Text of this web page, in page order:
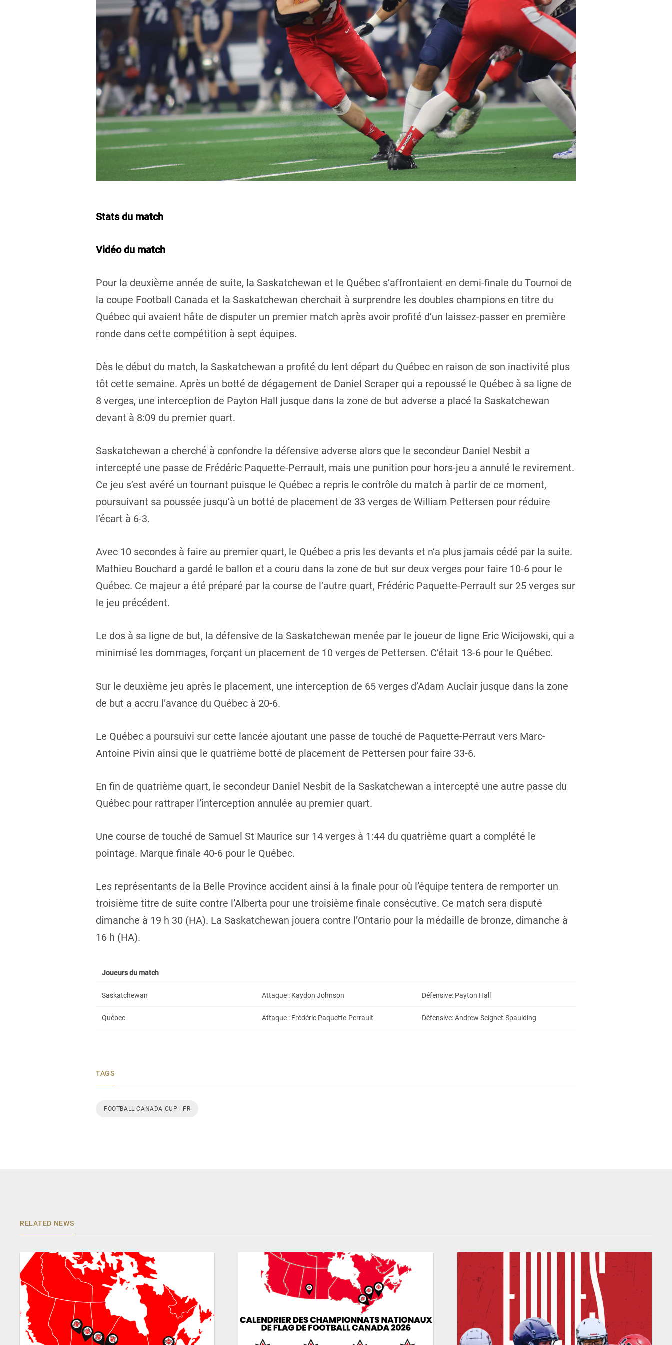
Stats du match
Vidéo du match
Pour la deuxième année de suite, la Saskatchewan et le Québec s’affrontaient en demi-finale du Tournoi de
la coupe Football Canada et la Saskatchewan cherchait à surprendre les doubles champions en titre du
Québec qui avaient hâte de disputer un premier match après avoir profité d’un laissez-passer en première
ronde dans cette compétition à sept équipes.
Dès le début du match, la Saskatchewan a profité du lent départ du Québec en raison de son inactivité plus
tôt cette semaine. Après un botté de dégagement de Daniel Scraper qui a repoussé le Québec à sa ligne de
8 verges, une interception de Payton Hall jusque dans la zone de but adverse a placé la Saskatchewan
devant à 8:09 du premier quart.
Saskatchewan a cherché à confondre la défensive adverse alors que le secondeur Daniel Nesbit a
intercepté une passe de Frédéric Paquette-Perrault, mais une punition pour hors-jeu a annulé le revirement.
Ce jeu s’est avéré un tournant puisque le Québec a repris le contrôle du match à partir de ce moment,
poursuivant sa poussée jusqu’à un botté de placement de 33 verges de William Pettersen pour réduire
l’écart à 6-3.
Avec 10 secondes à faire au premier quart, le Québec a pris les devants et n’a plus jamais cédé par la suite.
Mathieu Bouchard a gardé le ballon et a couru dans la zone de but sur deux verges pour faire 10-6 pour le
Québec. Ce majeur a été préparé par la course de l’autre quart, Frédéric Paquette-Perrault sur 25 verges sur
le jeu précédent.
Le dos à sa ligne de but, la défensive de la Saskatchewan menée par le joueur de ligne Eric Wicijowski, qui a
minimisé les dommages, forçant un placement de 10 verges de Pettersen. C’était 13-6 pour le Québec.
Sur le deuxième jeu après le placement, une interception de 65 verges d’Adam Auclair jusque dans la zone
de but a accru l’avance du Québec à 20-6.
Le Québec a poursuivi sur cette lancée ajoutant une passe de touché de Paquette-Perraut vers Marc-
Antoine Pivin ainsi que le quatrième botté de placement de Pettersen pour faire 33-6.
En fin de quatrième quart, le secondeur Daniel Nesbit de la Saskatchewan a intercepté une autre passe du
Québec pour rattraper l’interception annulée au premier quart.
Une course de touché de Samuel St Maurice sur 14 verges à 1:44 du quatrième quart a complété le
pointage. Marque finale 40-6 pour le Québec.
Les représentants de la Belle Province accident ainsi à la finale pour où l’équipe tentera de remporter un
troisième titre de suite contre l’Alberta pour une troisième finale consécutive. Ce match sera disputé
dimanche à 19 h 30 (HA). La Saskatchewan jouera contre l’Ontario pour la médaille de bronze, dimanche à
16 h (HA).
Joueurs du match
Saskatchewan Attaque : Kaydon Johnson Défensive: Payton Hall
Québec Attaque : Frédéric Paquette-Perrault Défensive: Andrew Seignet-Spaulding
TAGS
FOOTBALL CANADA CUP - FR
RELATED NEWS